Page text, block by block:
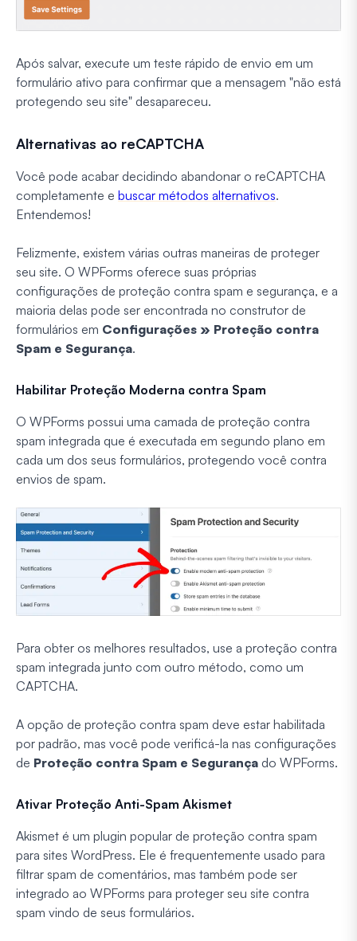
Após salvar, execute um teste rápido de envio em um
formulário ativo para confirmar que a mensagem "não está
protegendo seu site" desapareceu.
Alternativas ao reCAPTCHA
Você pode acabar decidindo abandonar o reCAPTCHA
completamente e buscar métodos alternativos.
Entendemos!
Felizmente, existem várias outras maneiras de proteger
seu site. O WPForms oferece suas próprias
configurações de proteção contra spam e segurança, e a
maioria delas pode ser encontrada no construtor de
formulários em Configurações » Proteção contra
Spam e Segurança.
Habilitar Proteção Moderna contra Spam
O WPForms possui uma camada de proteção contra
spam integrada que é executada em segundo plano em
cada um dos seus formulários, protegendo você contra
envios de spam.
Para obter os melhores resultados, use a proteção contra
spam integrada junto com outro método, como um
CAPTCHA.
A opção de proteção contra spam deve estar habilitada
por padrão, mas você pode verificá-la nas configurações
de Proteção contra Spam e Segurança do WPForms.
Ativar Proteção Anti-Spam Akismet
Akismet é um plugin popular de proteção contra spam
para sites WordPress. Ele é frequentemente usado para
filtrar spam de comentários, mas também pode ser
integrado ao WPForms para proteger seu site contra
spam vindo de seus formulários.